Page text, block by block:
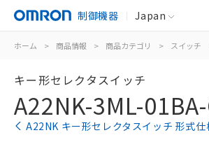
制御機器 Japan
ホーム > 商品情報 > 商品カテゴリ > スイッチ
キー形セレクタスイッチ
A22NK-3ML-
A22NK キー形セレクタスイッチ 形式仕